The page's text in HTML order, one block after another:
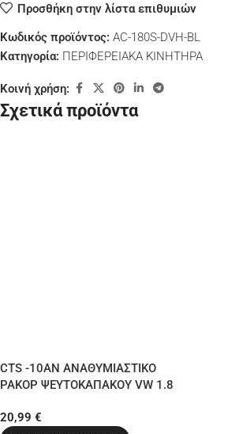
Προσθήκη στην λίστα επιθυμιών
Κωδικός προϊόντος: AC-180S-DVH-BL
Κατηγορία: ΠΕΡΙΦΕΡΕΙΑΚΑ ΚΙΝΗΤΗΡΑ
Κοινή χρήση:
Σχετικά προϊόντα
CTS -10AN ΑΝΑΘΥΜΙΑΣΤΙΚΟ
ΡΑΚΟΡ ΨΕΥΤΟΚΑΠΑΚΟΥ VW 1.8
20,99 €